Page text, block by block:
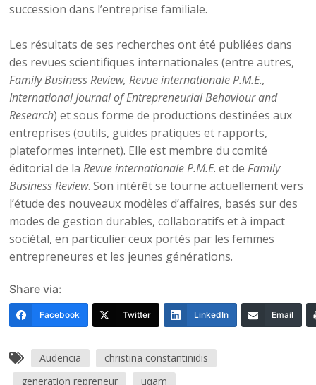
succession dans l’entreprise familiale.
Les résultats de ses recherches ont été publiées dans
des revues scientifiques internationales (entre autres,
Family Business Review, Revue internationale P.M.E.,
International Journal of Entrepreneurial Behaviour and
Research) et sous forme de productions destinées aux
entreprises (outils, guides pratiques et rapports,
plateformes internet). Elle est membre du comité
éditorial de laRevue internationale P.M.E. et deFamily
Business Review. Son intérêt se tourne actuellement vers
l’étude des nouveaux modèles d’affaires, basés sur des
modes de gestion durables, collaboratifs et à impact
sociétal, en particulier ceux portés par les femmes
entrepreneures et les jeunes générations.
Share via:
Facebook Twitter LinkedIn Email
Audencia
christina constantinidis
generation repreneur
uqam